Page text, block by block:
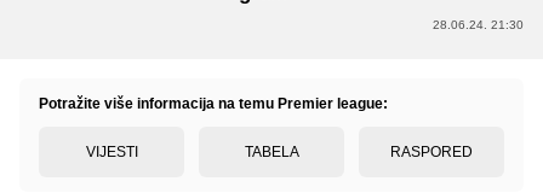
28.06.24. 21:30
Potražite više informacija na temu Premier league:
VIJESTI TABELA RASPORED